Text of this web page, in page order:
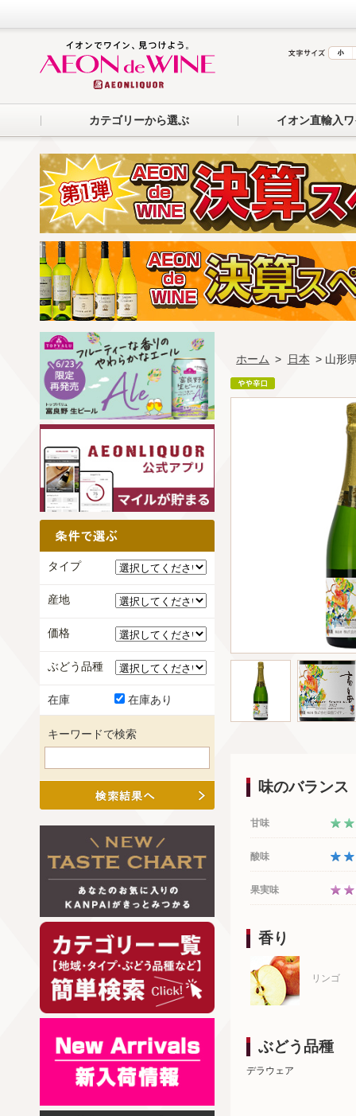
カテゴリーから選ぶ イオン直輸入
ホーム > 日本 > 山形
味のバランス
甘味
酸味
果実味
香り
リンゴ
ぶどう品種
デラウェア
タイプ
産地
価格
ぶどう品種
在庫 在庫あり
キーワードで検索